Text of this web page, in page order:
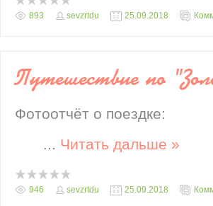
893 sevzrtdu 25.09.2018
Путешествие по
Фотоотчёт о поездке:
... Читать дальше »
946 sevzrtdu 25.09.2018